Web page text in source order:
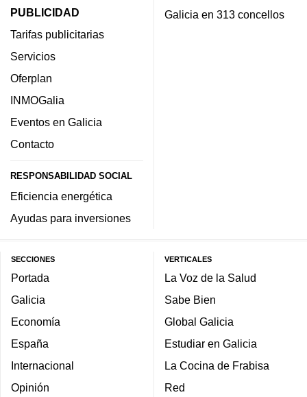
PUBLICIDAD
Tarifas publicitarias
Servicios
Oferplan
INMOGalia
Eventos en Galicia
Contacto
RESPONSABILIDAD SOCIAL
Eficiencia energética
Ayudas para inversiones
Galicia en 313 concellos
SECCIONES
Portada
Galicia
Economía
España
Internacional
Opinión
VERTICALES
La Voz de la Salud
Sabe Bien
Global Galicia
Estudiar en Galicia
La Cocina de Frabisa
Red